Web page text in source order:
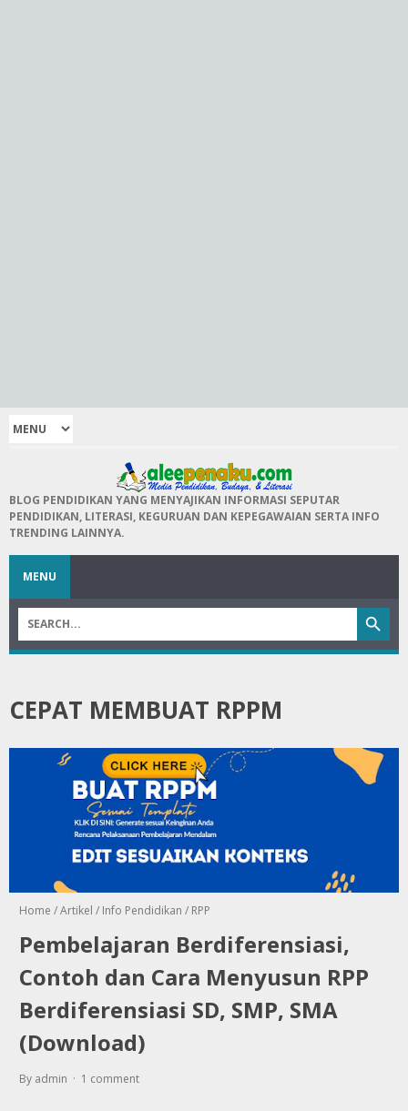
BLOG PENDIDIKAN YANG MENYAJIKAN INFORMASI SEPUTAR
PENDIDIKAN, LITERASI, KEGURUAN DAN KEPEGAWAIAN SERTA INFO
TRENDING LAINNYA.
MENU
CEPAT MEMBUAT RPPM
Home /Artikel / Info Pendidikan / RPP
Pembelajaran Berdiferensiasi,
Contoh dan Cara Menyusun RPP
Berdiferensiasi SD, SMP, SMA
(Download)
By admin 1 comment